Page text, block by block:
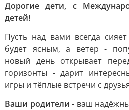
Дорогие дети, с
детей!
Пусть над вами всегда
будет ясным, а ветер -
новый день открывает
горизонты - дарит
игры и тёплые встречи с
Ваши родители - ваш